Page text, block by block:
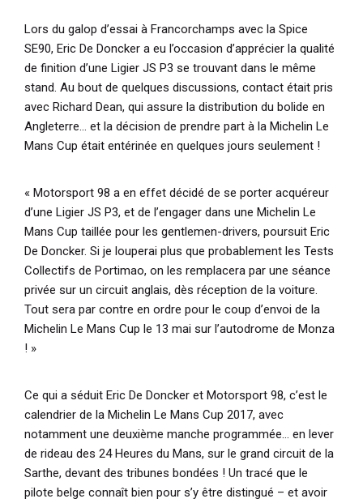
Lors du galop d’essai à Francorchamps avec la Spice
SE90, Eric De Doncker a eu l’occasion d’apprécier la qualité
de finition d’une Ligier JS P3 se trouvant dans le même
stand. Au bout de quelques discussions, contact était pris
avec Richard Dean, qui assure la distribution du bolide en
Angleterre… et la décision de prendre part à la Michelin Le
Mans Cup était entérinée en quelques jours seulement !
« Motorsport 98 a en effet décidé de se porter acquéreur
d’une Ligier JS P3, et de l’engager dans une Michelin Le
Mans Cup taillée pour les gentlemen-drivers, poursuit Eric
De Doncker. Si je louperai plus que probablement les Tests
Collectifs de Portimao, on les remplacera par une séance
privée sur un circuit anglais, dès réception de la voiture.
Tout sera par contre en ordre pour le coup d’envoi de la
Michelin Le Mans Cup le 13 mai sur l’autodrome de Monza
! »
Ce qui a séduit Eric De Doncker et Motorsport 98, c’est le
calendrier de la Michelin Le Mans Cup 2017, avec
notamment une deuxième manche programmée… en lever
de rideau des 24 Heures du Mans, sur le grand circuit de la
Sarthe, devant des tribunes bondées ! Un tracé que le
pilote belge connaît bien pour s’y être distingué – et avoir